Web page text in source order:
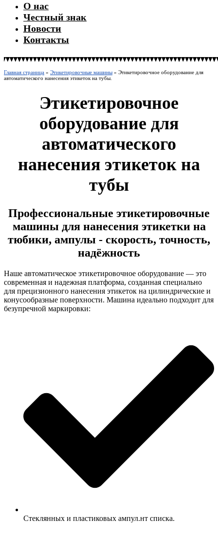
О нас
Честный знак
Новости
Контакты
Главная страница » Этикетировочные машины » Этикетировочное оборудование для
автоматического нанесения этикеток на тубы.
Этикетировочное
оборудование для
автоматического
нанесения этикеток на
тубы
Профессиональные этикетировочные
машины для нанесения этикетки на
тюбики, ампулы - скорость, точность,
надёжность
Наше автоматическое этикетировочное оборудование — это
современная и надежная платформа, созданная специально
для прецизионного нанесения этикеток на цилиндрические и
конусообразные поверхности. Машина идеально подходит для
безупречной маркировки:
Стеклянных и пластиковых ампул.нт списка.